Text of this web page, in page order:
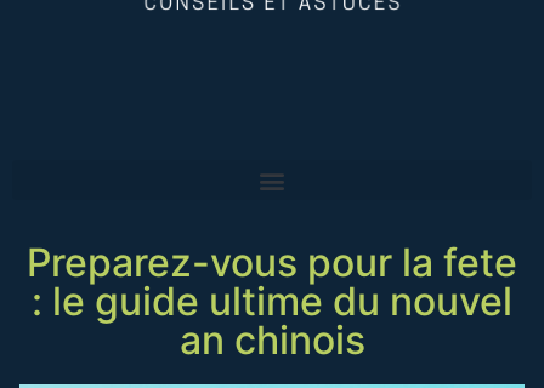
Preparez-vous pour la fete
: le guide ultime du nouvel
an chinois